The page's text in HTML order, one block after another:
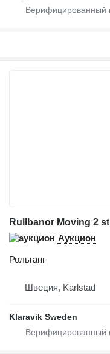
Rullbanor Moving 2 st
Аукцион
Рольганг
Швеция, Karlstad
Klaravik Sweden